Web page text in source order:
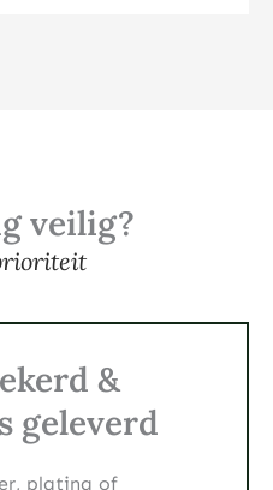
veilig?
&
geleverd
platina of